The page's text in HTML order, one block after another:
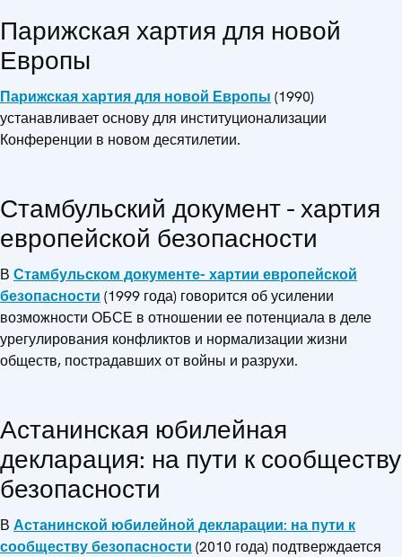
Парижская хартия для новой
Европы
Парижская хартия для новой Европы (1990)
устанавливает основу для институционализации
Конференции в новом десятилетии.
Стамбульский документ - хартия
европейской безопасности
В Стамбульском документе- хартии европейской
безопасности (1999 года) говорится об усилении
возможности ОБСЕ в отношении ее потенциала в деле
урегулирования конфликтов и нормализации жизни
обществ, пострадавших от войны и разрухи.
Астанинская юбилейная
декларация: на пути к сообществу
безопасности
В Астанинской юбилейной декларации: на пути к
сообществу безопасности (2010 года) подтверждается